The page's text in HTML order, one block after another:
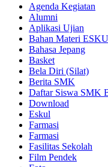
Agenda Kegiatan
Alumni
Aplikasi Ujian
Bahan Materi
Bahasa Jepang
Basket
Bela Diri (Silat)
Berita SMK
Daftar Siswa SMK
Download
Eskul
Farmasi
Farmasi
Fasilitas Sekolah
Film Pendek